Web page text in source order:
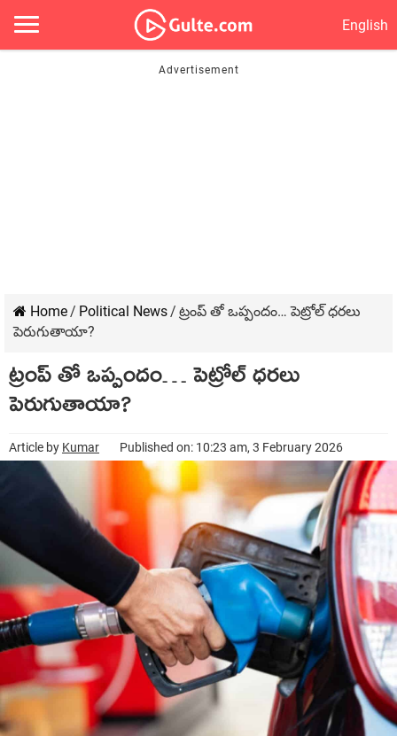
English
Home/ Political News/ ట్రంప్ తో ఒప్పందం… పెట్రోల్ ధరలు
పెరుగుతాయా?
ట్రంప్ తో ఒప్పందం… పెట్రోల్ ధరలు
పెరుగుతాయా?
Article by Kumar Published on: 10:23 am, 3 February 2026